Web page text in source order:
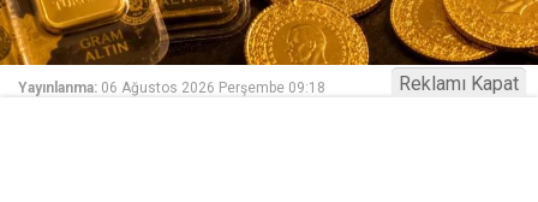
Yayınlanma: 06 Ağustos 2026 Perşembe 09:18 Reklamı Kapat